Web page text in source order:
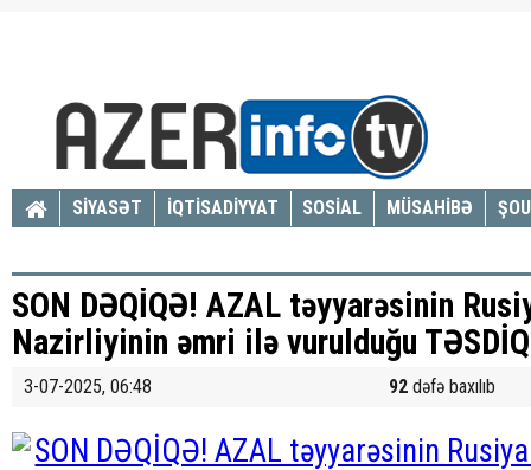
SİYASƏT İQTİSADİYYAT SOSİAL MÜSAHİBƏ
SON DƏQİQƏ! AZAL təyyarəsinin
Nazirliyinin əmri ilə vurulduğu
3-07-2025, 06:48 92 dəfə baxılıb